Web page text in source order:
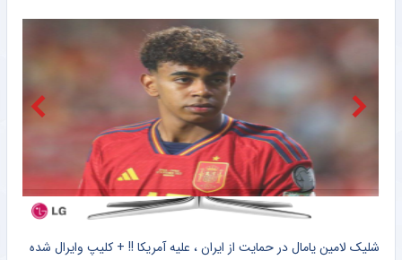
واکنش تند فیفا به تلاش‌ها برای برکناری اینفانتینو
تیم ملی زنان در انتظار فیفادی؛ دو بازی تدارکاتی و یک سؤال درباره نیمکت
خبرگزاری مهر پرسپولیس و نخستین چالش حقوقی برای «سرمربی» پیش از آغاز لیگ برتر
دنده عقب به سبک رامین رضاییان؛ پرسپولیس هم جزو گزینه‌هاست!
شلیک لامین یامال در حمایت از ایران ، علیه آمریکا !! + کلیپ وایرال شده